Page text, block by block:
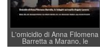
L'omicidio di Anna Filomena
Barretta a Marano, le
indagini dei carabinieri di